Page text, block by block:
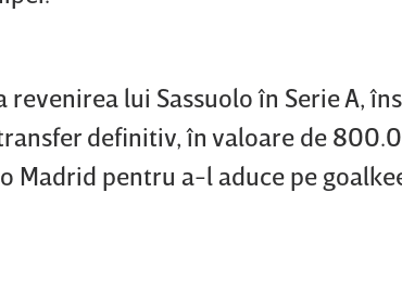
lui Sassuolo în Serie A,
definitiv, în valoare de
Madrid pentru a-l aduce pe